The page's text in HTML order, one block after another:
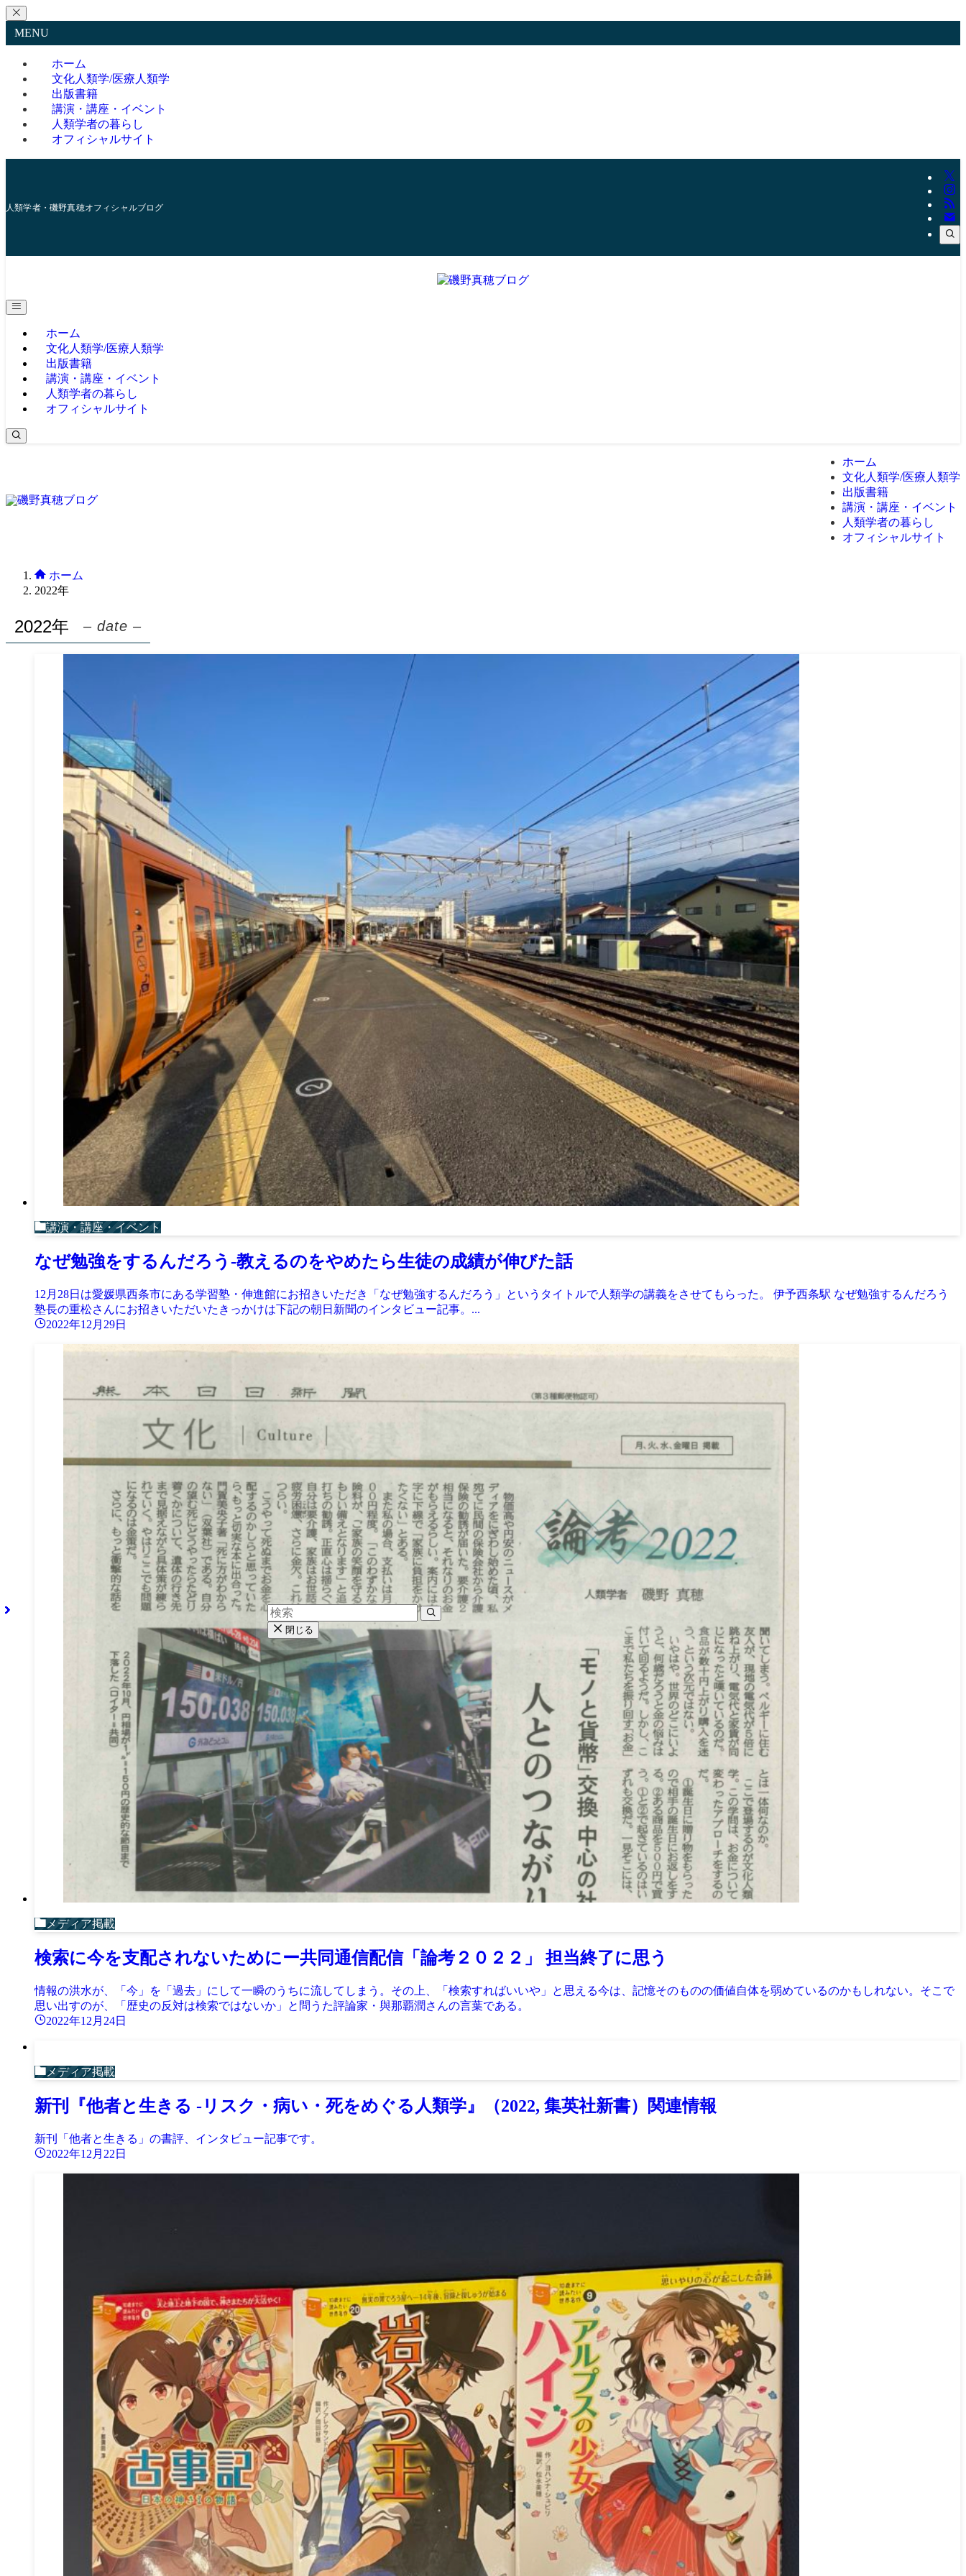
MENU
ホーム
文化人類学/医療人類学
出版書籍
講演・講座・イベント
人類学者の暮らし
オフィシャルサイト
人類学者・磯野真穂オフィシャルブログ
ホーム
文化人類学/医療人類学
出版書籍
講演・講座・イベント
人類学者の暮らし
オフィシャルサイト
ホーム
文化人類学/医療人類学
出版書籍
講演・講座・イベント
人類学者の暮らし
オフィシャルサイト
ホーム
2022年
2022年 – date –
講演・講座・イベント
なぜ勉強をするんだろう-教えるのをやめたら生徒の成績が伸びた話
12月28日は愛媛県西条市にある学習塾・伸進館にお招きいただき「なぜ勉強するんだろう」というタイトルで人類学の講義をさせてもらった。 伊予西条駅 なぜ勉強するんだろう
塾長の重松さんにお招きいただいたきっかけは下記の朝日新聞のインタビュー記事。...
2022年12月29日
メディア掲載
検索に今を支配されないためにー共同通信配信「論考２０２２」 担当終了に思う
情報の洪水が、「今」を「過去」にして一瞬のうちに流してしまう。その上、「検索すればいいや」と思える今は、記憶そのものの価値自体を弱めているのかもしれない。そこで
思い出すのが、「歴史の反対は検索ではないか」と問うた評論家・與那覇潤さんの言葉である。
2022年12月24日
メディア掲載
新刊『他者と生きる -リスク・病い・死をめぐる人類学』（2022, 集英社新書）関連情報
新刊「他者と生きる」の書評、インタビュー記事です。
2022年12月22日
閉じる